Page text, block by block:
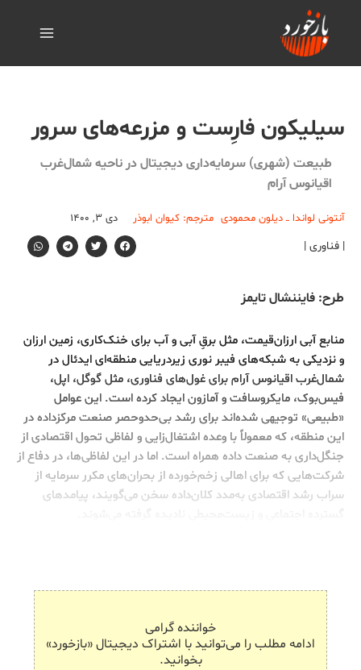
سیلیکون فارِست و مزرعه‌های سرور
طبیعت (شهری) سرمایه‌داری دیجیتال در ناحیه شمال‌غرب
اقیانوس آرام
آنتونی لواندا ــ دیلون محمودی مترجم: کیوان ابوذر دی ۳, ۱۴۰۰
| فناوری |
طرح: فایننشال تایمز
منابع آبی ارزان‌قیمت، مثل برقِ آبی و آب برای خنک‌کاری، زمین ارزان
و نزدیکی به شبکه‌های فیبر نوری زیردریایی منطقه‌ای ایدئال در
شمال‌غرب اقیانوس آرام برای غول‌های فناوری، مثل گوگل، اپل،
فیس‌بوک، مایکروسافت و آمازون ایجاد کرده‌ است. این عوامل
«طبیعی» توجیهی شده‌اند برای رشد بی‌حدوحصر صنعت مرکزداده در
این منطقه، که معمولاً با وعده اشتغال‌زایی و لفاظی تحول اقتصادی از
جنگل‌داری به صنعت داده همراه است. اما در این لفاظی‌ها، در دفاع از
شرکت‌هایی که برای اهالی زخم‌خورده از بحران‌های مکرر سرمایه از
سراب رشد اقتصادی به‌مدد کلان‌داده سخن می‌گویند، پیامدهای
خواننده گرامی
ادامه مطلب را می‌توانید با اشتراک دیجیتال «بازخورد»
بخوانید.